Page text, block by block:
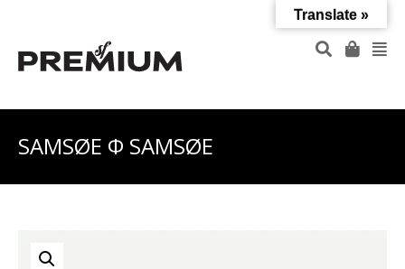
SAMSØE Φ SAMSØE
Translate »